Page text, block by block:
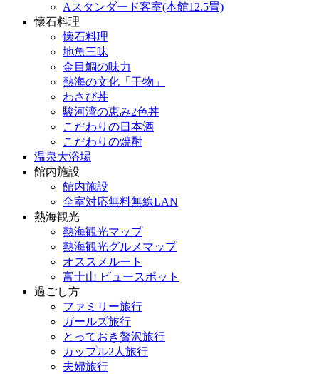
Aスタンダード客室(本館12.5畳)
懐石料理
懐石料理
地魚三昧
金目鯛の味力
熱海の文化「干物」
わさび丼
駿河湾の恵み2色丼
こだわりの日本酒
こだわりの焼酎
温泉大浴場
館内施設
館内施設
全室対応無料無線LAN
熱海観光
熱海観光マップ
熱海観光グルメマップ
オススメルート
富士山 ビュースポット
過ごし方
ファミリー旅行
ガールズ旅行
とっておき贅沢旅行
カップル2人旅行
夫婦旅行